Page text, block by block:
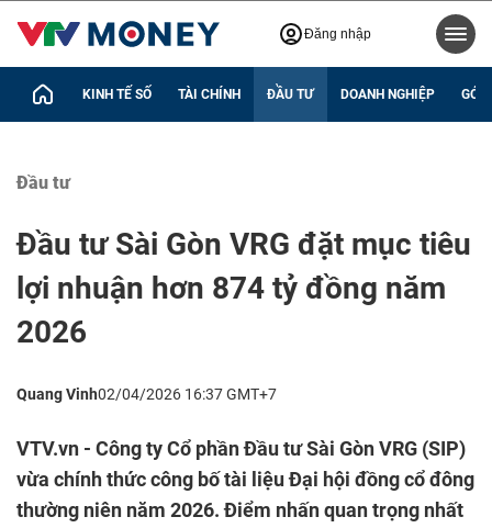
Đăng nhập
KINH TẾ SỐ TÀI CHÍNH ĐẦU TƯ DOANH NGHIỆP GÓC
Đầu tư
Đầu tư Sài Gòn VRG đặt mục tiêu
lợi nhuận hơn 874 tỷ đồng năm
2026
Quang Vinh02/04/2026 16:37 GMT+7
VTV.vn - Công ty Cổ phần Đầu tư Sài Gòn VRG (SIP)
vừa chính thức công bố tài liệu Đại hội đồng cổ đông
thường niên năm 2026. Điểm nhấn quan trọng nhất